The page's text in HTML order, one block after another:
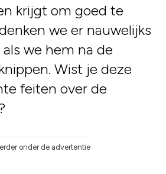
krijgt om goed te
we er nauwelijks
we hem na de
Wist je deze
feiten over de
onder de advertentie